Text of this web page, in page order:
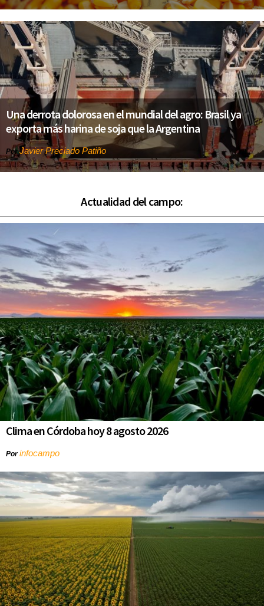
Una derrota dolorosa en el mundial del agro: Brasil ya
exporta más harina de soja que la Argentina
PorJavier Preciado Patiño
Actualidad del campo:
Clima en Córdoba hoy 8 agosto 2026
Porinfocampo